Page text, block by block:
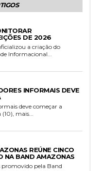
DE 2026
a criação do
Informacional...
INFORMAIS DEVE
deve começar a
mais...
REÚNE CINCO
NA BAND AMAZONAS
promovido pela Band